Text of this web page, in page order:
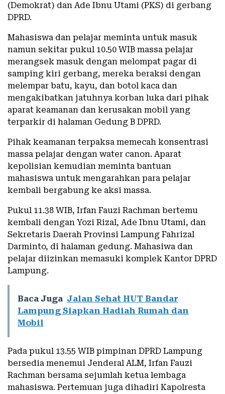
(Demokrat) dan Ade Ibnu Utami (PKS) di gerbang
DPRD.
Mahasiswa dan pelajar meminta untuk masuk
namun sekitar pukul 10.50 WIB massa pelajar
merangsek masuk dengan melompat pagar di
samping kiri gerbang, mereka beraksi dengan
melempar batu, kayu, dan botol kaca dan
mengakibatkan jatuhnya korban luka dari pihak
aparat keamanan dan kerusakan mobil yang
terparkir di halaman Gedung B DPRD.
Pihak keamanan terpaksa memecah konsentrasi
massa pelajar dengan water canon. Aparat
kepolisian kemudian meminta bantuan
mahasiswa untuk mengarahkan para pelajar
kembali bergabung ke aksi massa.
Pukul 11.38 WIB, Irfan Fauzi Rachman bertemu
kembali dengan Yozi Rizal, Ade Ibnu Utami, dan
Sekretaris Daerah Provinsi Lampung Fahrizal
Darminto, di halaman gedung. Mahasiwa dan
pelajar diizinkan memasuki komplek Kantor DPRD
Lampung.
Baca Juga Jalan Sehat HUT Bandar
Lampung Siapkan Hadiah Rumah dan
Mobil
Pada pukul 13.55 WIB pimpinan DPRD Lampung
bersedia menemui Jenderal ALM, Irfan Fauzi
Rachman bersama sejumlah ketua lembaga
mahasiswa. Pertemuan juga dihadiri Kapolresta